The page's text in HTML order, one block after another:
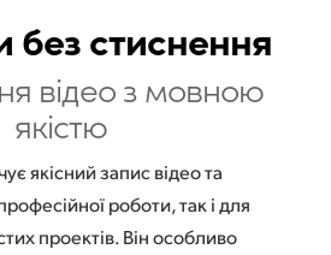
стиснення
відеоз мовною
якістю
якісний запис відео та
роботи, так і для
проектів. Він особливо